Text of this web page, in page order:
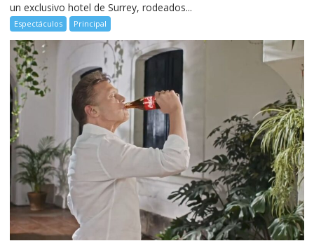
un exclusivo hotel de Surrey, rodeados...
Espectáculos Principal